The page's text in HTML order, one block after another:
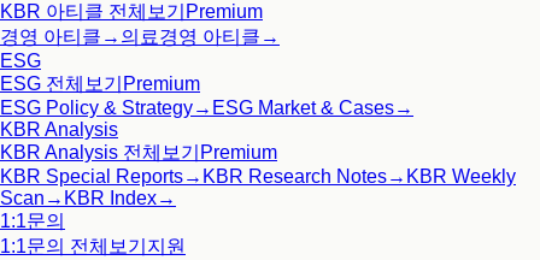
KBR 아티클 전체보기 Premium
경영 아티클 → 의료경영 아티클 →
ESG
ESG 전체보기 Premium
ESG Policy & Strategy→ ESG Market & Cases→
KBR Analysis
KBR Analysis 전체보기 Premium
KBR Special Reports→ KBR Research Notes→ KBR Weekly
Scan → KBR Index→
1:1문의
1:1문의 전체보기 지원